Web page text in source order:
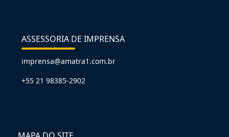
ASSESSORIA DE IMPRENSA
imprensa@amatra1.com.br
+55 21 98385-2902